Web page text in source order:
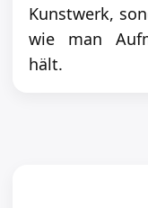
Kunstwerk,
wie man
hält.